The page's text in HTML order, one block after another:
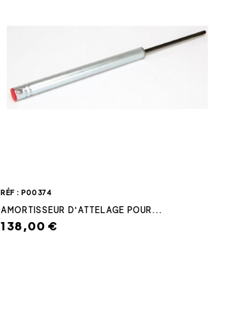
RÉF : P00374
AMORTISSEUR D'ATTELAGE POUR...
138,00 €